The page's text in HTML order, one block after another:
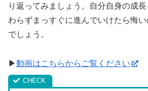
り返ってみましょう。自分自身の成
わらずまっすぐに進んでいけたら悔
でしょう。
▶動画はこちらからご覧ください